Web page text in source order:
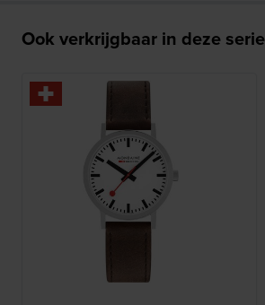
Ook verkrijgbaar in deze serie